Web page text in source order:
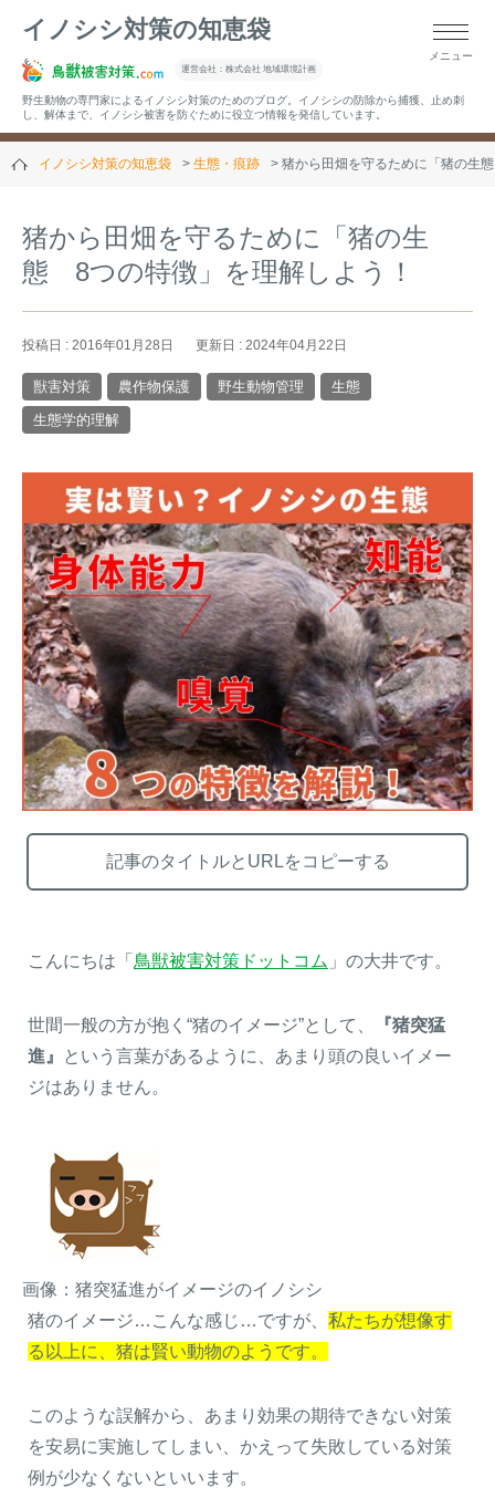
イノシシ対策の知恵袋
運営会社：株式会社 地域環境計画
野生動物の専門家によるイノシシ対策のためのブログ。イノシシの防除から捕獲、止め刺
し、解体まで、イノシシ被害を防ぐために役立つ情報を発信しています。
メニュー
▼キーワードから記事を探す
▼過去の記事
【イノシシの止め刺し】補て
い具（保定具）を使って安全
に止め刺しを行う方法
トレイルカメラ設置方法を工
夫して「空うち」を減らす～
失敗する設置例もご紹介～
メルマガ登録 お役立ち資料
ご相談
お問い合わせ
オンライン
ショップ
イノシシ対策の知恵袋 生態・痕跡 猪から田畑を守るために「猪の生
猪から田畑を守るために「猪の生
態 8つの特徴」を理解しよう！
投稿日 : 2016年01月28日 更新日 : 2024年04月22日
獣害対策 農作物保護 野生動物管理
生態
生態学的理解
記事のタイトルとURLをコピーする
こんにちは「 鳥獣被害対策ドットコム 」の大井です。
世間一般の方が抱く“猪のイメージ”として、
『猪突猛
進』
という言葉があるように、あまり頭の良いイメー
ジはありません。
画像：猪突猛進がイメージのイノシシ
猪のイメージ…こんな感じ…ですが、 私たちが想像す
る以上に、猪は賢い動物のようです。
このような誤解から、あまり効果の期待できない対策
を安易に実施してしまい、かえって失敗している対策
例が少なくないといいます。